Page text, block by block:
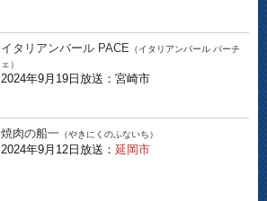
イタリアンバール PACE （イタリアンバール パーチ
ェ）
2024年9月19日放送：宮崎市
焼肉の船一 （やきにくのふないち）
2024年9月12日放送： 延岡市